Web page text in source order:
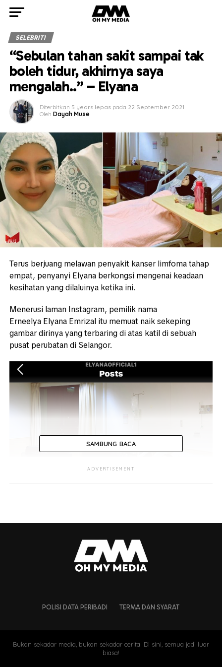
SELEBRITI
“Sebulan tahan sakit sampai tak
boleh tidur, akhirnya saya
mengalah..” – Elyana
Diterbitkan 5 years lepas pada 22 September 2021
Oleh Dayah Muse
Terus berjuang melawan penyakit kanser limfoma tahap
empat, penyanyi Elyana berkongsi mengenai keadaan
kesihatan yang dilaluinya ketika ini.
Menerusi laman Instagram, pemilik nama
Erneelya Elyana Emrizal itu memuat naik sekeping
gambar dirinya yang terbaring di atas katil di sebuah
pusat perubatan di Selangor.
SAMBUNG BACA
ADVERTISEMENT
POLISI DATA PERIBADI TERMA DAN SYARAT
Bukan sekadar media, bukan sekadar cerita. Di sini, semua jadi luar
biasa!